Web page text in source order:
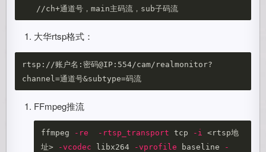
大华rtsp格式：
rtsp://账户名:密码@IP:554/cam/realmonitor?
FFmpeg推流
ffmpeg -re -rtsp_transport tcp -i
<rtsp地
址>
-vcodec libx264 -vprofile baseline
-